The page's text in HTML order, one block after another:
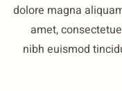
dolore magna
amet,
nibh euismod